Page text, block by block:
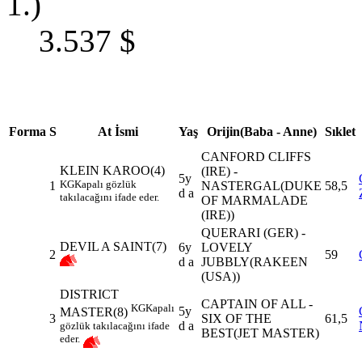
3.537 $
Forma S At İsmi Yaş Orijin(Baba - Anne) Sıklet
1
KLEIN KAROO(4)
KGKapalı gözlük
takılacağını ifade eder.
5y
d a
CANFORD CLIFFS
(IRE) -
NASTERGAL(DUKE
OF MARMALADE
(IRE))
58,5
2
DEVIL A SAINT(7)
6y
d a
QUERARI (GER) -
LOVELY
JUBBLY(RAKEEN
(USA))
59
3
DISTRICT
MASTER(8) KGKapalı
gözlük takılacağını ifade
eder.
5y
d a
CAPTAIN OF ALL -
SIX OF THE
BEST(JET MASTER)
61,5